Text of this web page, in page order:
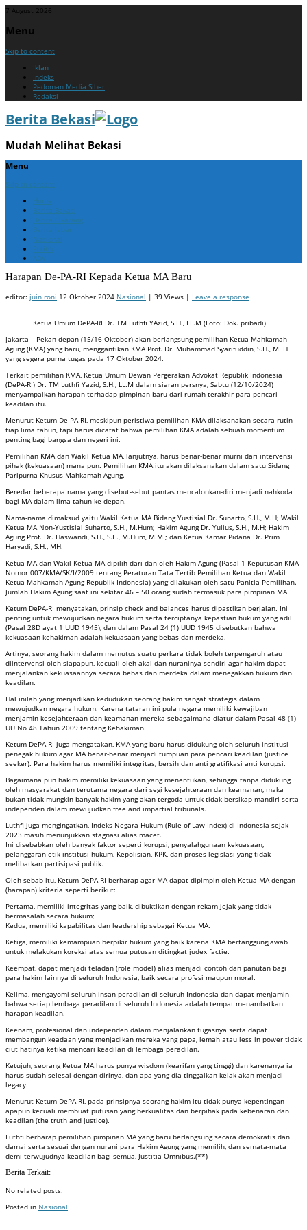
7 August 2026
Menu
Skip to content
Iklan
Indeks
Pedoman Media Siber
Redaksi
Berita Bekasi
Mudah Melihat Bekasi
Menu
Skip to content
Home
Berita Bekasi
Berita Cikarang
Berita Jabar
Nasional
Politik
ADV
Harapan De-PA-RI Kepada Ketua MA Baru
editor: juin roni 12 Oktober 2024 Nasional | 39 Views | Leave a response
Ketua Umum DePA-RI Dr. TM Luthfi YAzid, S.H., LL.M (Foto: Dok. pribadi)
Jakarta – Pekan depan (15/16 Oktober) akan berlangsung pemilihan Ketua Mahkamah
Agung (KMA) yang baru, menggantikan KMA Prof. Dr. Muhammad Syarifuddin, S.H., M. H
yang segera purna tugas pada 17 Oktober 2024.
Terkait pemilihan KMA, Ketua Umum Dewan Pergerakan Advokat Republik Indonesia
(DePA-RI) Dr. TM Luthfi Yazid, S.H., LL.M dalam siaran persnya, Sabtu (12/10/2024)
menyampaikan harapan terhadap pimpinan baru dari rumah terakhir para pencari
keadilan itu.
Menurut Ketum De-PA-RI, meskipun peristiwa pemilihan KMA dilaksanakan secara rutin
tiap lima tahun, tapi harus dicatat bahwa pemilihan KMA adalah sebuah momentum
penting bagi bangsa dan negeri ini.
Pemilihan KMA dan Wakil Ketua MA, lanjutnya, harus benar-benar murni dari intervensi
pihak (kekuasaan) mana pun. Pemilihan KMA itu akan dilaksanakan dalam satu Sidang
Paripurna Khusus Mahkamah Agung.
Beredar beberapa nama yang disebut-sebut pantas mencalonkan-diri menjadi nahkoda
bagi MA dalam lima tahun ke depan.
Nama-nama dimaksud yaitu Wakil Ketua MA Bidang Yustisial Dr. Sunarto, S.H., M.H; Wakil
Ketua MA Non-Yustisial Suharto, S.H., M.Hum; Hakim Agung Dr. Yulius, S.H., M.H; Hakim
Agung Prof. Dr. Haswandi, S.H., S.E., M.Hum, M.M.; dan Ketua Kamar Pidana Dr. Prim
Haryadi, S.H., MH.
Ketua MA dan Wakil Ketua MA dipilih dari dan oleh Hakim Agung (Pasal 1 Keputusan KMA
Nomor 007/KMA/SK/I/2009 tentang Peraturan Tata Tertib Pemilihan Ketua dan Wakil
Ketua Mahkamah Agung Republik Indonesia) yang dilakukan oleh satu Panitia Pemilihan.
Jumlah Hakim Agung saat ini sekitar 46 – 50 orang sudah termasuk para pimpinan MA.
Ketum DePA-RI menyatakan, prinsip check and balances harus dipastikan berjalan. Ini
penting untuk mewujudkan negara hukum serta terciptanya kepastian hukum yang adil
(Pasal 28D ayat 1 UUD 1945), dan dalam Pasal 24 (1) UUD 1945 disebutkan bahwa
kekuasaan kehakiman adalah kekuasaan yang bebas dan merdeka.
Artinya, seorang hakim dalam memutus suatu perkara tidak boleh terpengaruh atau
diintervensi oleh siapapun, kecuali oleh akal dan nuraninya sendiri agar hakim dapat
menjalankan kekuasaannya secara bebas dan merdeka dalam menegakkan hukum dan
keadilan.
Hal inilah yang menjadikan kedudukan seorang hakim sangat strategis dalam
mewujudkan negara hukum. Karena tataran ini pula negara memiliki kewajiban
menjamin kesejahteraan dan keamanan mereka sebagaimana diatur dalam Pasal 48 (1)
UU No 48 Tahun 2009 tentang Kehakiman.
Ketum DePA-RI juga mengatakan, KMA yang baru harus didukung oleh seluruh institusi
penegak hukum agar MA benar-benar menjadi tumpuan para pencari keadilan (justice
seeker). Para hakim harus memiliki integritas, bersih dan anti gratifikasi anti korupsi.
Bagaimana pun hakim memiliki kekuasaan yang menentukan, sehingga tanpa didukung
oleh masyarakat dan terutama negara dari segi kesejahteraan dan keamanan, maka
bukan tidak mungkin banyak hakim yang akan tergoda untuk tidak bersikap mandiri serta
independen dalam mewujudkan free and impartial tribunals.
Luthfi juga mengingatkan, Indeks Negara Hukum (Rule of Law Index) di Indonesia sejak
2023 masih menunjukkan stagnasi alias macet.
Ini disebabkan oleh banyak faktor seperti korupsi, penyalahgunaan kekuasaan,
pelanggaran etik institusi hukum, Kepolisian, KPK, dan proses legislasi yang tidak
melibatkan partisipasi publik.
Oleh sebab itu, Ketum DePA-RI berharap agar MA dapat dipimpin oleh Ketua MA dengan
(harapan) kriteria seperti berikut:
Pertama, memiliki integritas yang baik, dibuktikan dengan rekam jejak yang tidak
bermasalah secara hukum;
Kedua, memiliki kapabilitas dan leadership sebagai Ketua MA.
Ketiga, memiliki kemampuan berpikir hukum yang baik karena KMA bertanggungjawab
untuk melakukan koreksi atas semua putusan ditingkat judex factie.
Keempat, dapat menjadi teladan (role model) alias menjadi contoh dan panutan bagi
para hakim lainnya di seluruh Indonesia, baik secara profesi maupun moral.
Kelima, mengayomi seluruh insan peradilan di seluruh Indonesia dan dapat menjamin
bahwa setiap lembaga peradilan di seluruh Indonesia adalah tempat menambatkan
harapan keadilan.
Keenam, profesional dan independen dalam menjalankan tugasnya serta dapat
membangun keadaan yang menjadikan mereka yang papa, lemah atau less in power tidak
ciut hatinya ketika mencari keadilan di lembaga peradilan.
Ketujuh, seorang Ketua MA harus punya wisdom (kearifan yang tinggi) dan karenanya ia
harus sudah selesai dengan dirinya, dan apa yang dia tinggalkan kelak akan menjadi
legacy.
Menurut Ketum DePA-RI, pada prinsipnya seorang hakim itu tidak punya kepentingan
apapun kecuali membuat putusan yang berkualitas dan berpihak pada kebenaran dan
keadilan (the truth and justice).
Luthfi berharap pemilihan pimpinan MA yang baru berlangsung secara demokratis dan
damai serta sesuai dengan nurani para Hakim Agung yang memilih, dan semata-mata
demi terwujudnya keadilan bagi semua, Justitia Omnibus.(**)
Berita Terkait:
No related posts.
Posted in Nasional